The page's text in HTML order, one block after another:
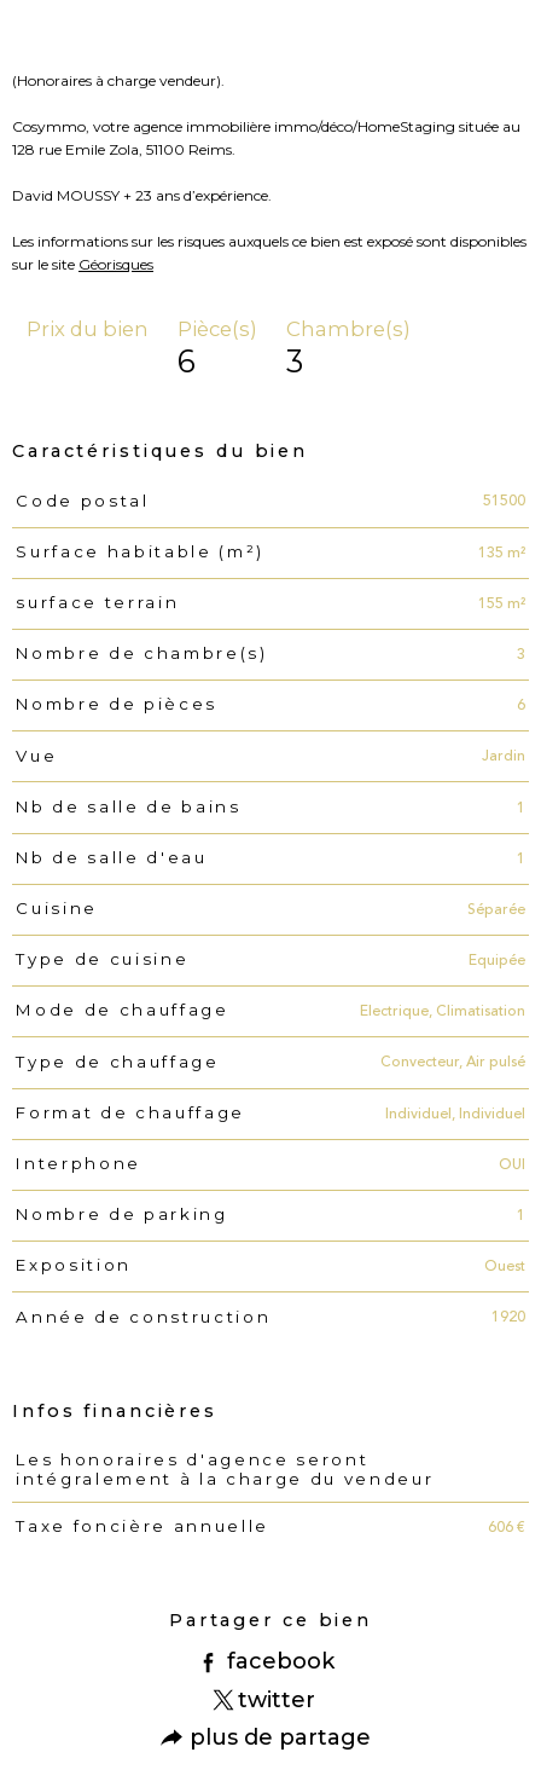
(Honoraires à charge vendeur).
Cosymmo, votre agence immobilière immo/déco/HomeStaging située au
128 rue Emile Zola, 51100 Reims.
David MOUSSY + 23 ans d’expérience.
Les informations sur les risques auxquels ce bien est exposé sont disponibles
sur le site Géorisques
Prix du bien Pièce(s)
6
Chambre(s)
3
Caractéristiques du bien
Caractéristiques Valeurs
Code postal 51500
Surface habitable (m²) 135 m²
surface terrain 155 m²
Nombre de chambre(s) 3
Nombre de pièces 6
Vue Jardin
Nb de salle de bains 1
Nb de salle d'eau 1
Cuisine Séparée
Type de cuisine Equipée
Mode de chauffage Electrique, Climatisation
Type de chauffage Convecteur, Air pulsé
Format de chauffage Individuel, Individuel
Interphone OUI
Nombre de parking 1
Exposition Ouest
Année de construction 1920
Infos financières
Caractéristiques Valeurs
Les honoraires d'agence seront
intégralement à la charge du vendeur
Taxe foncière annuelle 606 €
Partager ce bien
facebook
twitter
plus de partage